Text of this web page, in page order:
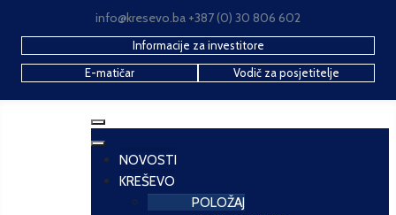
info@kresevo.ba +387 (0) 30 806 602
Informacije za investitore
E-matičar
Vodič za posjetitelje
NOVOSTI
KREŠEVO
POLOŽAJ